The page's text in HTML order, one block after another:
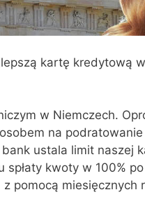
kartę kredytową
w Niemczech.
na
ustala limit naszej
kwoty w 100%
pomocą